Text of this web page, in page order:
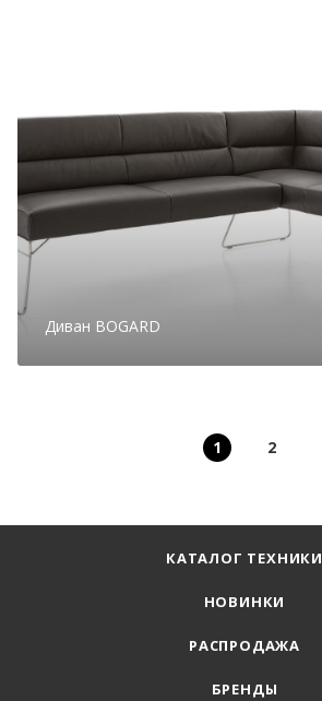
Диван BOGARD
1 2
КАТАЛОГ ТЕХНИКИ
НОВИНКИ
РАСПРОДАЖА
БРЕНДЫ